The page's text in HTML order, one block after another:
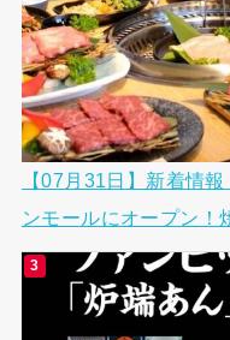
【07月31日】新着情
ンモールにオープン！